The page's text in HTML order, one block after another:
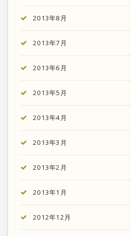
2013年8月
2013年7月
2013年6月
2013年5月
2013年4月
2013年3月
2013年2月
2013年1月
2012年12月